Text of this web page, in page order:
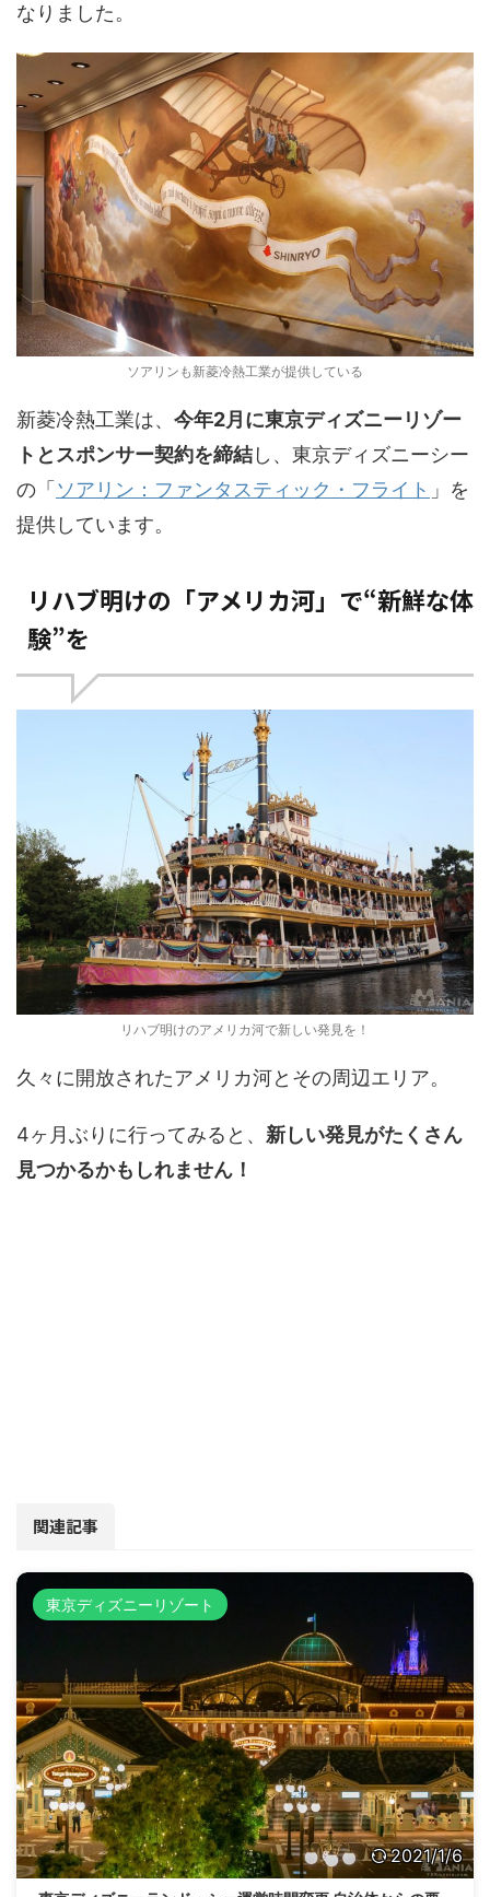
なりました。
ソアリンも新菱冷熱工業が提供している
新菱冷熱工業は、 今年2月に東京ディズニーリゾー
トとスポンサー契約を締結し、東京ディズニーシー
の「 ソアリン：ファンタスティック・フライト 」を
提供しています。
リハブ明けの「アメリカ河」で“新鮮な体
験”を
リハブ明けのアメリカ河で新しい発見を！
久々に開放されたアメリカ河とその周辺エリア。
4ヶ月ぶりに行ってみると、 新しい発見がたくさん
見つかるかもしれません！
関連記事
東京ディズニーリゾート
2021/1/6